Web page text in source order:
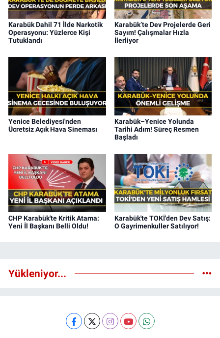
Karabük Dahil 71 İlde Narkotik
Operasyonu: Yüzlerce Kişi
Tutuklandı
Karabük’te Dev Projelerde Geri
Sayım! Çalışmalar Hızla
İlerliyor
Yenice Belediyesi'nden
Ücretsiz Açık Hava Sineması
Karabük–Yenice Yolunda
Tarihi Adım! Süreç Resmen
Başladı
CHP Karabük'te Kritik Atama:
Yeni İl Başkanı Belli Oldu!
Karabük'te TOKİ'den Dev Satış:
O Gayrimenkuller Satılıyor!
Yükleniyor...